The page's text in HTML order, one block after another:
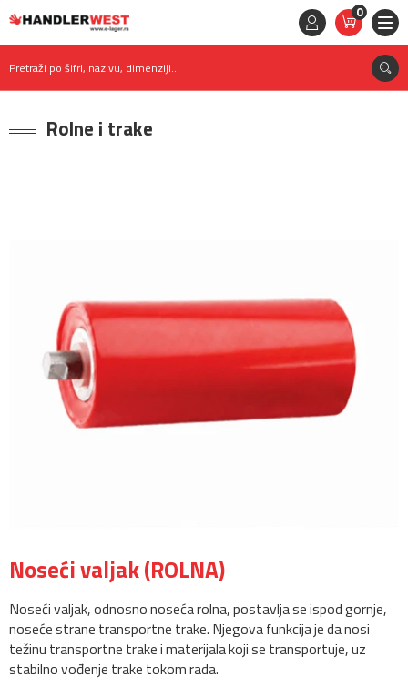
0
STAVKE
0,
RSD
Pretraži po šifri, nazivu, dimenziji..
Rolne i trake
Noseći valjak (ROLNA)
Noseći valjak, odnosno noseća rolna, postavlja se ispod gornje,
noseće strane transportne trake. Njegova funkcija je da nosi
težinu transportne trake i materijala koji se transportuje, uz
stabilno vođenje trake tokom rada.